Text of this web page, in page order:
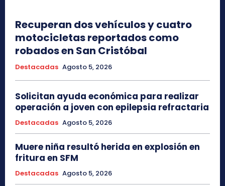
Recuperan dos vehículos y cuatro
motocicletas reportados como
robados en San Cristóbal
Destacadas Agosto 5, 2026
Solicitan ayuda económica para realizar
operación a joven con epilepsia refractaria
Destacadas Agosto 5, 2026
Muere niña resultó herida en explosión en
fritura en SFM
Destacadas Agosto 5, 2026